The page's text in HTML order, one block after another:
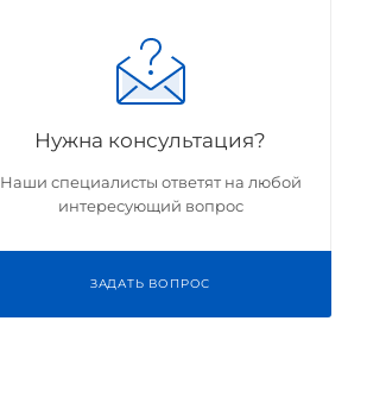
Нужна консультация?
Наши специалисты ответят на любой
интересующий вопрос
ЗАДАТЬ ВОПРОС